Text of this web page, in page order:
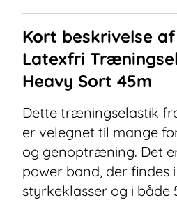
Kort beskrivelse af
Latexfri
Heavy Sort 45m
Dette træningselastik
er velegnet til mange
og genoptræning. Det
power band, der findes
styrkeklasser og i både